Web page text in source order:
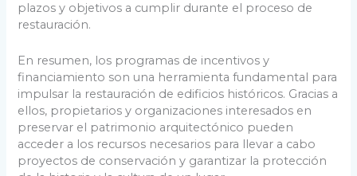
plazos y objetivos a cumplir durante el proceso de
restauración.
En resumen, los programas de incentivos y
financiamiento son una herramienta fundamental para
impulsar la restauración de edificios históricos. Gracias a
ellos, propietarios y organizaciones interesados en
preservar el patrimonio arquitectónico pueden
acceder a los recursos necesarios para llevar a cabo
proyectos de conservación y garantizar la protección